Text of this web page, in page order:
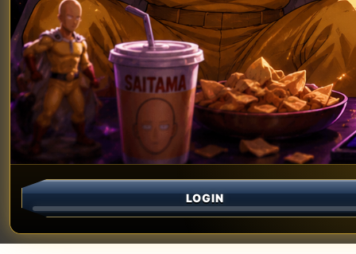
LOGIN